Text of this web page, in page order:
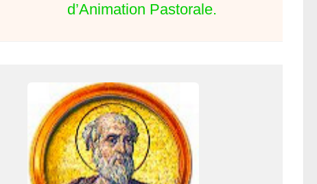
d’Animation Pastorale.